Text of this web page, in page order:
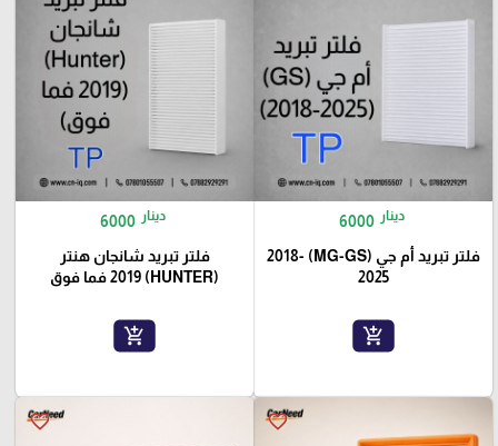
6000 دينار
فلتر تبريد أم جي (MG-GS) 2018-
2025
add_shopping_cart
6000 دينار
فلتر تبريد شانجان هنتر
(HUNTER) 2019 فما فوق
add_shopping_cart
favorite_border
favorite_border